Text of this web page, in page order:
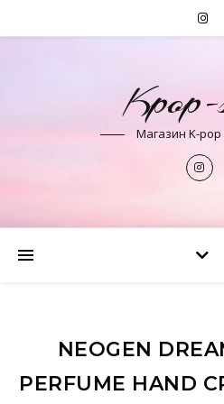
Kpop-
Магазин K-pop
NEOGEN
PERFUME HAND